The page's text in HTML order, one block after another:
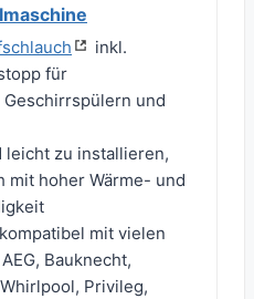
inkl.
für
Geschirrspülern und
zu installieren,
mit hoher Wärme- und
mit vielen
Bauknecht,
Privileg,